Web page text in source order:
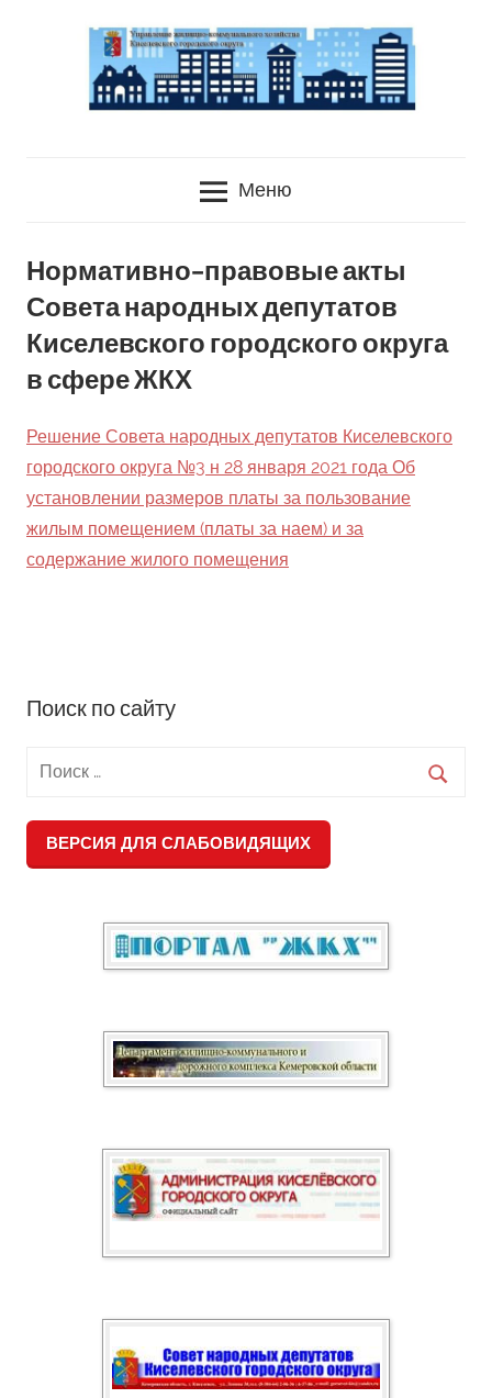
содержанию
коммунального
хозяйства
Киселевского
городского
округа
Меню
Нормативно-правовые акты
Совета народных депутатов
Киселевского городского округа
в сфере ЖКХ
Решение Совета народных депутатов Киселевского
городского округа №3 н 28 января 2021 года Об
установлении размеров платы за пользование
жилым помещением (платы за наем) и за
содержание жилого помещения
Поиск по сайту
ВЕРСИЯ ДЛЯ СЛАБОВИДЯЩИХ